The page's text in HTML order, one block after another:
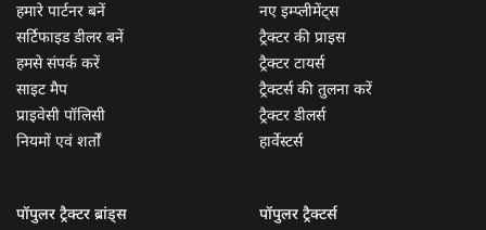
हमारे पार्टनर बनें
सर्टिफाइड डीलर बनें
हमसे संपर्क करें
साइट मैप
प्राइवेसी पॉलिसी
नियमों एवं शर्तों
नए इम्प्लीमेंट्स
ट्रैक्टर की प्राइस
ट्रैक्टर टायर्स
ट्रैक्टर्स की तुलना करें
ट्रैक्टर डीलर्स
हार्वेस्टर्स
पॉपुलर ट्रैक्टर ब्रांड्स
पॉपुलर ट्रैक्टर्स